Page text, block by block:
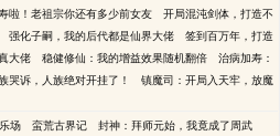
啦！老祖宗你还有多少前女友
开局混沌剑体，打造不
强化子嗣，我的后代都是仙界大佬
签到百万年，打造
大佬 稳健修仙：我的增益效果随机翻倍
治病加寿：
哭诉，人族绝对开挂了！
镇魔司：开局入天牢，放魔
场 蛮荒古界记
封神：拜师元始，我竟成了周武